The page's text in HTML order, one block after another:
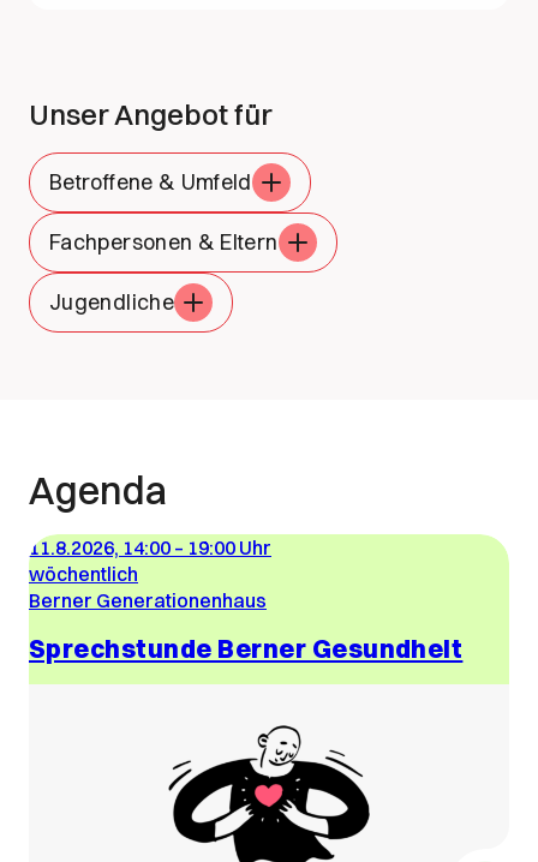
Unser Angebot für
Betroffene & Umfeld
Fachpersonen & Eltern
Jugendliche
Agenda
11.8.2026, 14:00 – 19:00 Uhr
wöchentlich
Berner Generationenhaus
Sprechstunde Berner Gesundheit